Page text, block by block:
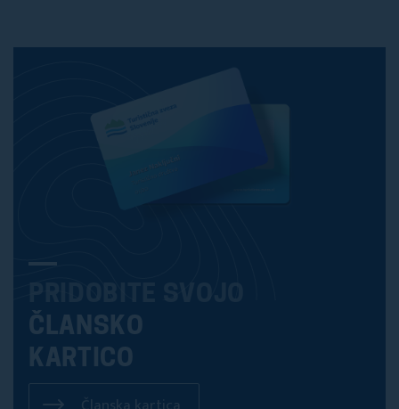
ČLANSKO
KARTICO